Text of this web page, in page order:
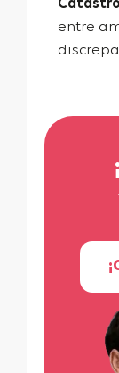
Catastro
entre